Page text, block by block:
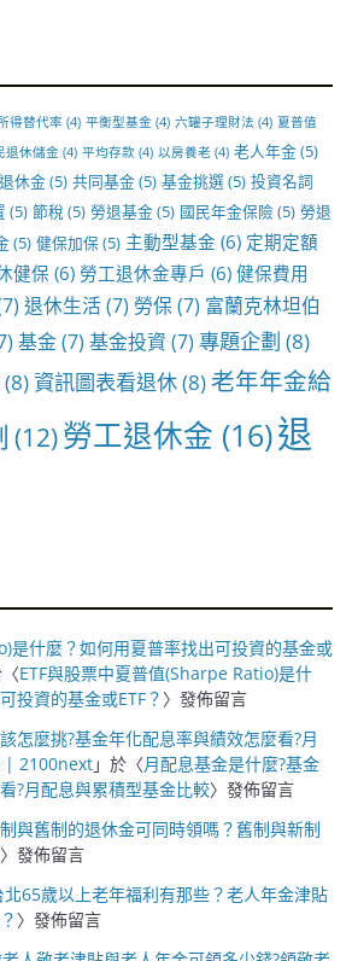
得替代率 (4) 平衡型基金 (4) 六罐子理財法 (4) 夏普值
退休儲金 (4) 平均存款 (4) 以房養老 (4) 老人年金(5)
休金(5) 共同基金(5) 基金挑選 (5) 投資名詞
(5) 節稅 (5) 勞退基金(5) 國民年金保險 (5) 勞退
(5) 健保加保(5) 主動型基金 (6) 定期定額
健保 (6) 勞工退休金專戶 (6) 健保費用
退休生活(7) 勞保(7) 富蘭克林坦伯
基金(7) 基金投資 (7) 專題企劃 (8)
(8)資訊圖表看退休(8)老年年金給
(12)勞工退休金 (16)退
是什麼？如何用夏普率找出可投資的基金或
ETF與股票中夏普值(Sharpe Ratio)是什
投資的基金或ETF？ 〉發佈留言
怎麼挑?基金年化配息率與績效怎麼看?月
| 2100next」於〈月配息基金是什麼?基金
?月配息與累積型基金比較〉發佈留言
與舊制的退休金可同時領嗎？舊制與新制
〉發佈留言
65歲以上老年福利有那些？老人年金津貼
〉發佈留言